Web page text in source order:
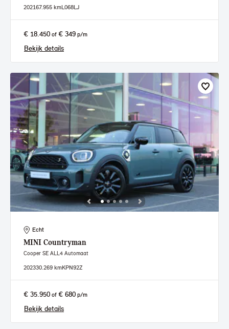
202167.955 kmL068LJ
€ 18.450 of € 349 p/m
Bekijk details
Echt
MINI Countryman
Cooper SE ALL4 Automaat
202330.269 kmKPN92Z
€ 35.950 of € 680 p/m
Bekijk details